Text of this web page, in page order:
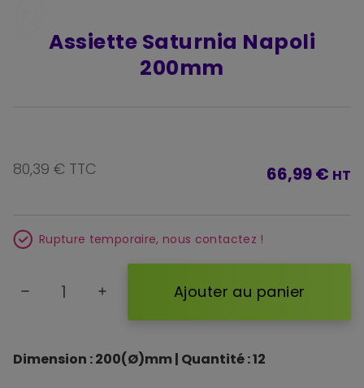
Assiette Saturnia Napoli
200mm
Dimension : 200(Ø)mm | Quantité : 12
80,39 € TTC 66,99 € HT
Rupture temporaire, nous contactez !
remove add Ajouter au panier